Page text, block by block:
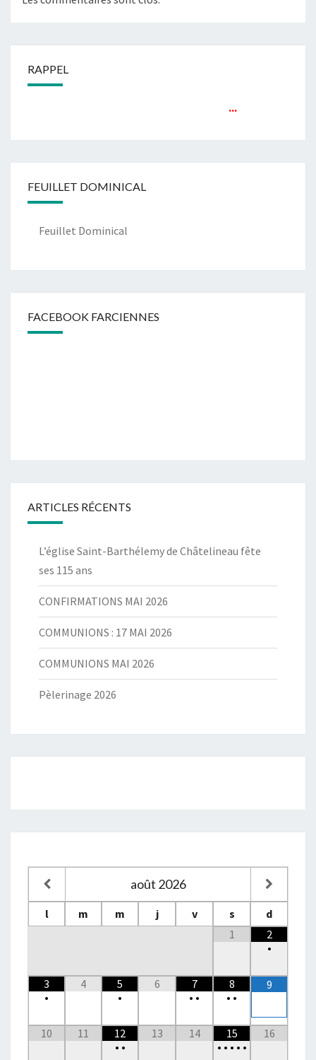
RAPPEL
FEUILLET DOMINICAL
Feuillet Dominical
FACEBOOK FARCIENNES
ARTICLES RÉCENTS
L’église Saint-Barthélemy de Châtelineau fête
ses 115 ans
CONFIRMATIONS MAI 2026
COMMUNIONS : 17 MAI 2026
COMMUNIONS MAI 2026
Pèlerinage 2026
août 2026
l m m j v s
d
1
2
•
3
•
4
5
•
6
7
• •
8
• •
9
10 11
12
• •
13 14
15
• • • • •
16